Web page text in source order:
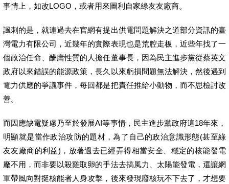
事情上，如改LOGO，或者用來圖利自家綠友友廠商。
諷刺的是，就連過去在官網有提出供電問題解決之道部分資訊的臺
灣電力有限公司，近幾年的實際表現也是荒腔走板，近些年找了一
個政治任命、酬庸性質的人擔任董事長，因為民主進步黨從蔡英文
政府以來錯誤的能源政策，長久以來虧損問題無法解決，然後遇到
電力供應的爭議事件，每回都是把責任推給小動物，而不思檢討改
善。
而因應缺電疑慮乃至於發展AI等事情，民主進步黨政府這18年來，
明顯就是當作政治攻防的題材，為了自己的政治意識形態(甚至綠
友友廠商的利益)，放著過去已經弄得相當安全、穩定的核能發電
廠不用，而非要以殺雞取卵的手法去搞風力、太陽能發電，還讓網
軍帶風向對挺核能者人身攻擊，後來發現廢核玩不下去了，才想要